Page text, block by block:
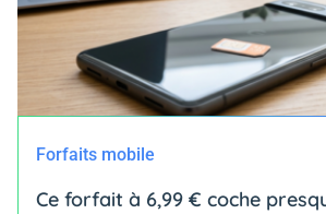
Forfaits mobile
Ce forfait à 6,99 € coche